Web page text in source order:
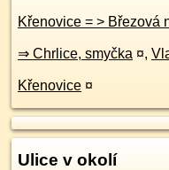
Křenovice = >
⇒ Chrlice, smyčka ¤,
Křenovice ¤
Ulice v okolí